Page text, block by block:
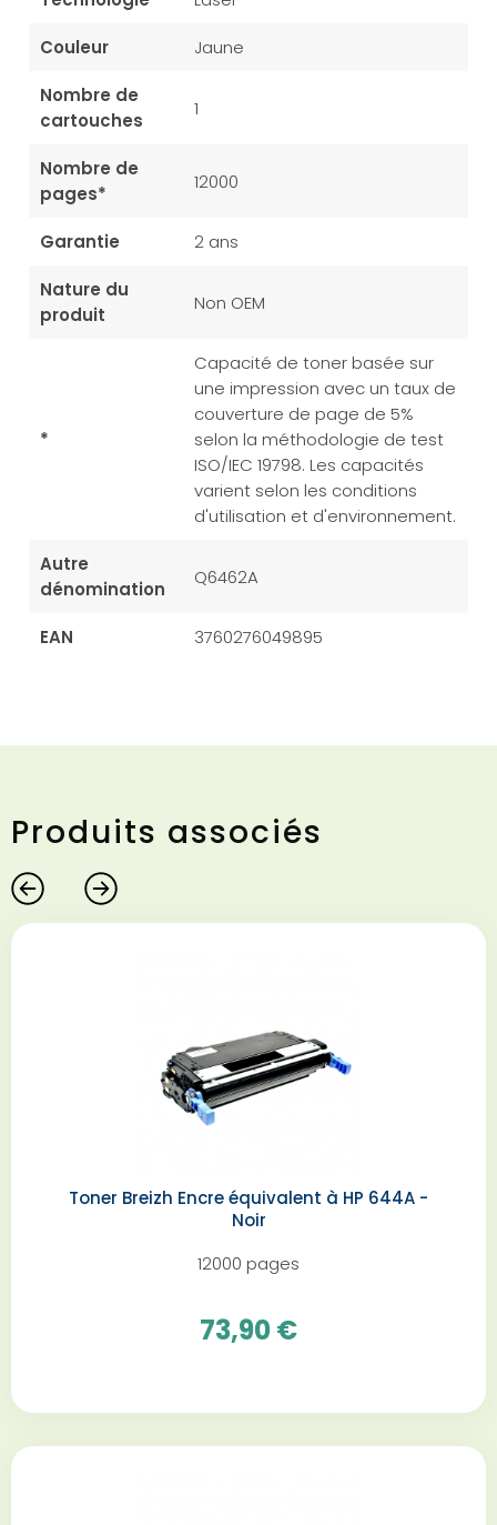
Couleur Jaune
Nombre de
cartouches
1
Nombre de
pages*
12000
Garantie 2 ans
Nature du
produit
Non OEM
*
Capacité de toner basée sur
une impression avec un taux de
couverture de page de 5%
selon la méthodologie de test
ISO/IEC 19798. Les capacités
varient selon les conditions
d'utilisation et d'environnement.
Autre
dénomination
Q6462A
EAN 3760276049895
Produits associés
Toner Breizh Encre équivalent à HP 644A -
Noir
12000 pages
73,90 €